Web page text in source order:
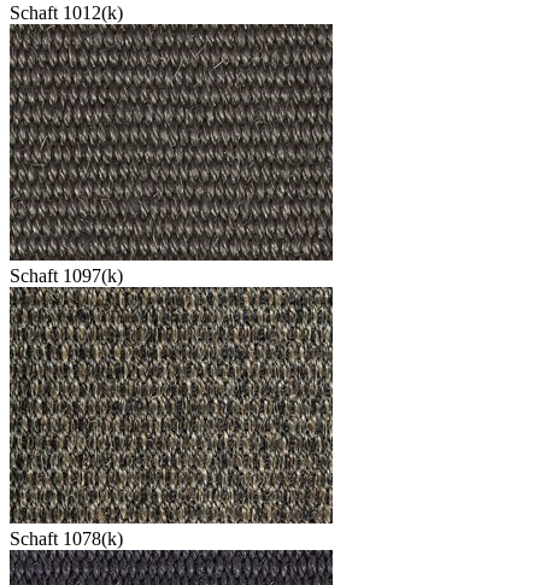
Schaft 1012(k)
Schaft 1097(k)
Schaft 1078(k)